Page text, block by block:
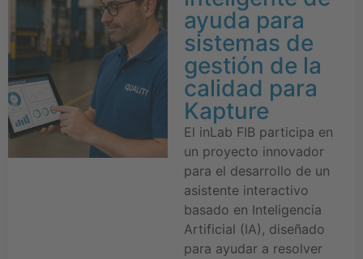
ayuda para
sistemas de
gestión de la
calidad para
Kapture
El inLab FIB participa en
un proyecto innovador
para el desarrollo de un
asistente interactivo
basado en Inteligencia
Artificial (IA), diseñado
para ayudar a resolver